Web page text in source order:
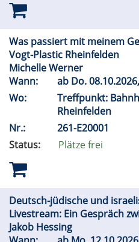
Was passiert mit meinem
Vogt-Plastic Rheinfelden
Michelle Werner
Wann:
ab Do.
Wo:
Treffpunkt:
Rheinfelden
Nr.:
261-E20001
Status:
Plätze frei
Deutsch-jüdische und
Livestream: Ein Gespräch
Jakob Hessing